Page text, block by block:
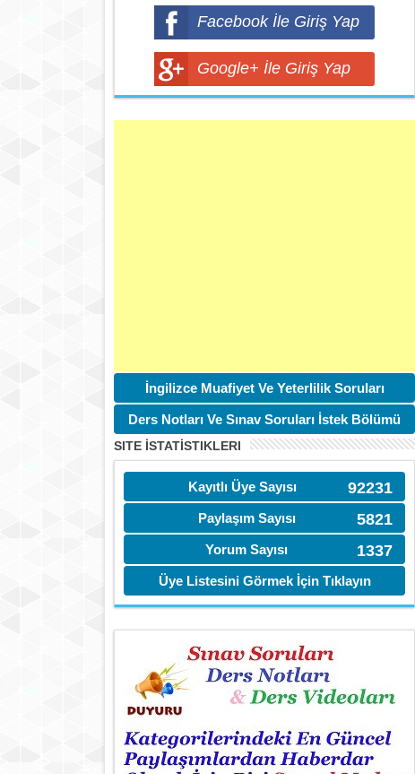
Facebook İle Giriş Yap
Google+ İle Giriş Yap
İngilizce Muafiyet Ve Yeterlilik Soruları
Ders Notları Ve Sınav Soruları İstek Bölümü
SITE İSTATİSTIKLERI
92231
Kayıtlı Üye Sayısı
5821
Paylaşım Sayısı
1337
Yorum Sayısı
Üye Listesini Görmek İçin Tıklayın